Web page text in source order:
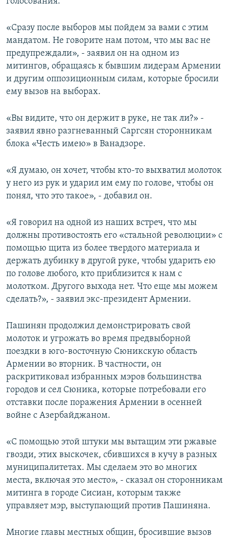
«Сразу после выборов мы пойдем за вами с этим
мандатом. Не говорите нам потом, что мы вас не
предупреждали», - заявил он на одном из
митингов, обращаясь к бывшим лидерам Армении
и другим оппозиционным силам, которые бросили
ему вызов на выборах.
«Вы видите, что он держит в руке, не так ли?» -
заявил явно разгневанный Саргсян сторонникам
блока «Честь имею» в Ванадзоре.
«Я думаю, он хочет, чтобы кто-то выхватил молоток
у него из рук и ударил им ему по голове, чтобы он
понял, что это такое», - добавил он.
«Я говорил на одной из наших встреч, что мы
должны противостоять его «стальной революции» с
помощью щита из более твердого материала и
держать дубинку в другой руке, чтобы ударить ею
по голове любого, кто приблизится к нам с
молотком. Другого выхода нет. Что еще мы можем
сделать?», - заявил экс-президент Армении.
Пашинян продолжил демонстрировать свой
молоток и угрожать во время предвыборной
поездки в юго-восточную Сюникскую область
Армении во вторник. В частности, он
раскритиковал избранных мэров большинства
городов и сел Сюника, которые потребовали его
отставки после поражения Армении в осенней
войне с Азербайджаном.
«С помощью этой штуки мы вытащим эти ржавые
гвозди, этих выскочек, сбившихся в кучу в разных
муниципалитетах. Мы сделаем это во многих
места, включая это место», - сказал он сторонникам
митинга в городе Сисиан, которым также
управляет мэр, выступающий против Пашиняна.
Многие главы местных общин, бросившие вызов